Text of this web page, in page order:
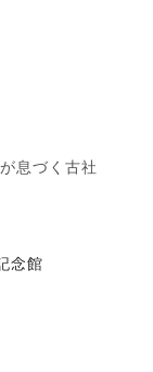
息づく古社
念館